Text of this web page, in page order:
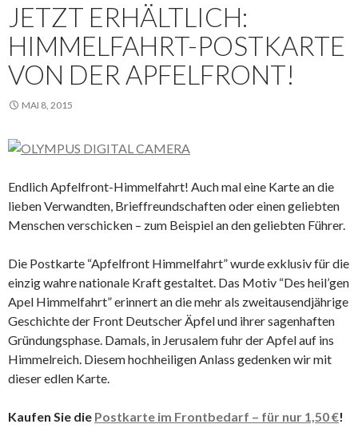
JETZT ERHÄLTLICH:
HIMMELFAHRT-POSTKARTE
VON DER APFELFRONT!
MAI 8, 2015
Endlich Apfelfront-Himmelfahrt! Auch mal eine Karte an die
lieben Verwandten, Brieffreundschaften oder einen geliebten
Menschen verschicken – zum Beispiel an den geliebten Führer.
Die Postkarte “Apfelfront Himmelfahrt” wurde exklusiv für die
einzig wahre nationale Kraft gestaltet. Das Motiv “Des heil’gen
Apel Himmelfahrt” erinnert an die mehr als zweitausendjährige
Geschichte der Front Deutscher Äpfel und ihrer sagenhaften
Gründungsphase. Damals, in Jerusalem fuhr der Apfel auf ins
Himmelreich. Diesem hochheiligen Anlass gedenken wir mit
dieser edlen Karte.
Kaufen Sie die Postkarte im Frontbedarf – für nur 1,50 €!